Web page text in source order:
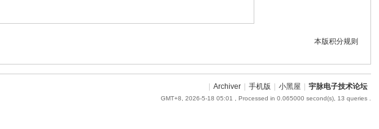
本版积分规则
Archiver 手机版 小黑屋 宇脉电子技术论坛
GMT+8, 2026-5-18 05:01 , Processed in 0.065000 second(s), 13 queries .